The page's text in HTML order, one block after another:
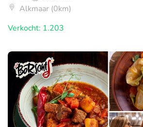
Alkmaar (0km)
Verkocht: 1.203